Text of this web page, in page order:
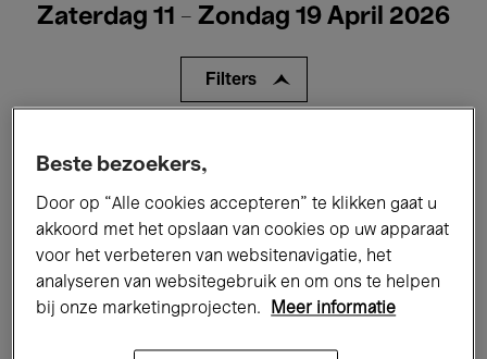
Zaterdag 11 - Zondag 19 April 2026
Filters
Tentoonstellingen Films
Performances Lezingen & Debatten
Jazz Klassieke Muziek Global Music
Elektronische Muziek
Beste bezoekers,
Door op “Alle cookies accepteren” te klikken gaat u
akkoord met het opslaan van cookies op uw apparaat
voor het verbeteren van websitenavigatie, het
analyseren van websitegebruik en om ons te helpen
bij onze marketingprojecten.
Meer informatie